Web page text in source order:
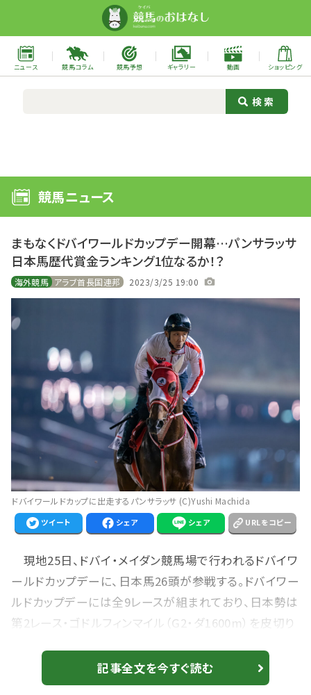
ニュース 競馬コラム 競馬予想 ギャラリー 動画 ショッピング
競馬ニュース
まもなくドバイワールドカップデー開幕…パンサラッサ
日本馬歴代賞金ランキング1位なるか！？
海外競馬 アラブ首長国連邦 2023/3/25 19:00
ドバイワールドカップに出走するパンサラッサ (C)Yushi Machida
ツイート シェア シェア URLをコピー
現地25日、ドバイ・メイダン競馬場で行われるドバイワ
ールドカップデーに、日本馬26頭が参戦する。ドバイワー
ルドカップデーには全9レースが組まれており、日本勢は
第2レース・ゴドルフィンマイル（G2・ダ1600m）を皮切り
ャヒーン（G1・ダ1200m）、ドバイターフ（G1・芝1800m）、
ドバイシーマクラシック（G1・芝2410m）そして最終第9
記事全文を今すぐ読む